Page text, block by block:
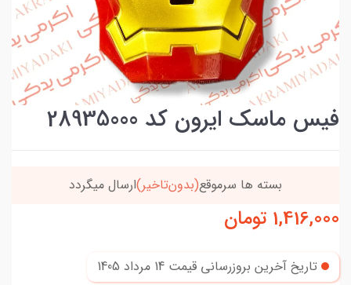
فیس ماسک ایرون کد 28935000
خریدتو به5میلیون برسون،ارسالت‌رایگانه
1,416,000 تومان
تاریخ آخرین بروزرسانی قیمت 14 مرداد 1405